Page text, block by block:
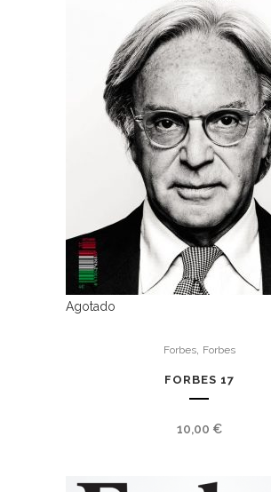
Agotado
Forbes, Forbes
FORBES 17
10,00 €